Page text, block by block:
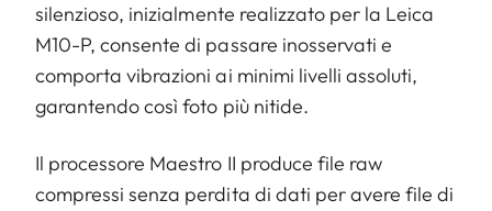
silenzioso, inizialmente realizzato per la Leica
M10-P, consente di passare inosservati e
comporta vibrazioni ai minimi livelli assoluti,
garantendo così foto più nitide.
Il processore Maestro II produce file raw
compressi senza perdita di dati per avere file di